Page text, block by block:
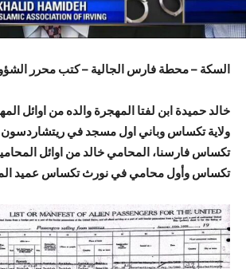
السكة – محطة فارس الجالية – كتب محرر
خالد حميدة ابن لفتا المهجرة والده من اوائل
ولاية تكساس وباني اول مسجد في
تكساس فارسنا، المحامي خالد من اوائل
تكساس وأول محامي في نورث تكساس عميد